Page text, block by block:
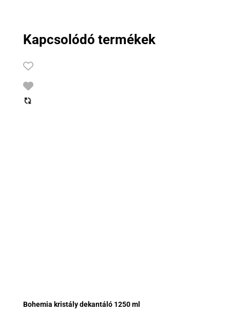
Kapcsolódó termékek
Bohemia kristály dekantáló 1250 ml